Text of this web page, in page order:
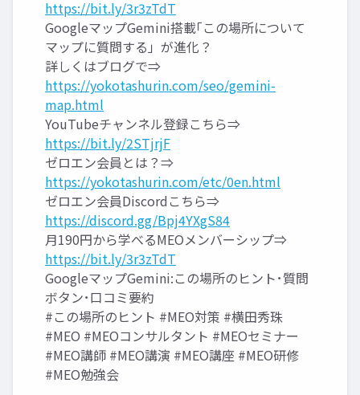
https://bit.ly/3r3zTdT
GoogleマップGemini搭載｢この場所について
マップに質問する」が進化？
詳しくはブログで⇒
https://yokotashurin.com/seo/gemini-
map.html
YouTubeチャンネル登録こちら⇒
https://bit.ly/2STjrjF
ゼロエン会員とは？⇒
https://yokotashurin.com/etc/0en.html
ゼロエン会員Discordこちら⇒
https://discord.gg/Bpj4YXgS84
月190円から学べるMEOメンバーシップ⇒
https://bit.ly/3r3zTdT
GoogleマップGemini:この場所のヒント･質問
ボタン･口コミ要約
#この場所のヒント #MEO対策 #横田秀珠
#MEO #MEOコンサルタント #MEOセミナー
#MEO講師 #MEO講演 #MEO講座 #MEO研修
#MEO勉強会